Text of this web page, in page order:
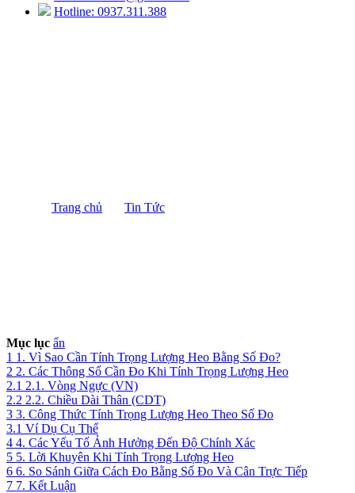
Hotline: 0937.311.388
Trang chủ Tin Tức
Mục lục ẩn
1 1. Vì Sao Cần Tính Trọng Lượng Heo Bằng Số Đo?
2 2. Các Thông Số Cần Đo Khi Tính Trọng Lượng Heo
2.1 2.1. Vòng Ngực (VN)
2.2 2.2. Chiều Dài Thân (CDT)
3 3. Công Thức Tính Trọng Lượng Heo Theo Số Đo
3.1 Ví Dụ Cụ Thể
4 4. Các Yếu Tố Ảnh Hưởng Đến Độ Chính Xác
5 5. Lời Khuyên Khi Tính Trọng Lượng Heo
6 6. So Sánh Giữa Cách Đo Bằng Số Đo Và Cân Trực Tiếp
7 7. Kết Luận